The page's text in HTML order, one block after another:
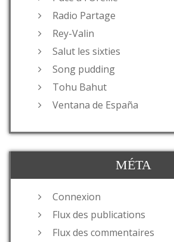
Radio Partage
Rey-Valin
Salut les sixties
Song pudding
Tohu Bahut
Ventana de España
MÉTA
Connexion
Flux des publications
Flux des commentaires